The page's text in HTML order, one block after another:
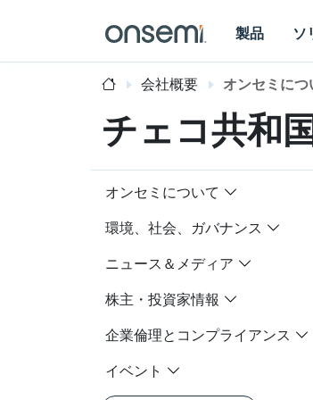
製品 ソ
会社概要 オンセミにつ
チェコ共和
オンセミについて
環境、社会、ガバナンス
ニュース＆メディア
株主・投資家情報
企業倫理とコンプライアンス
イベント